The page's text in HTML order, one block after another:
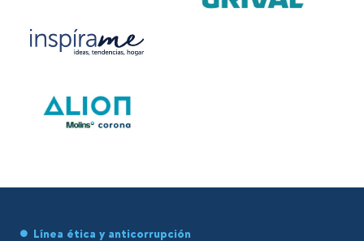
Línea ética y anticorrupción